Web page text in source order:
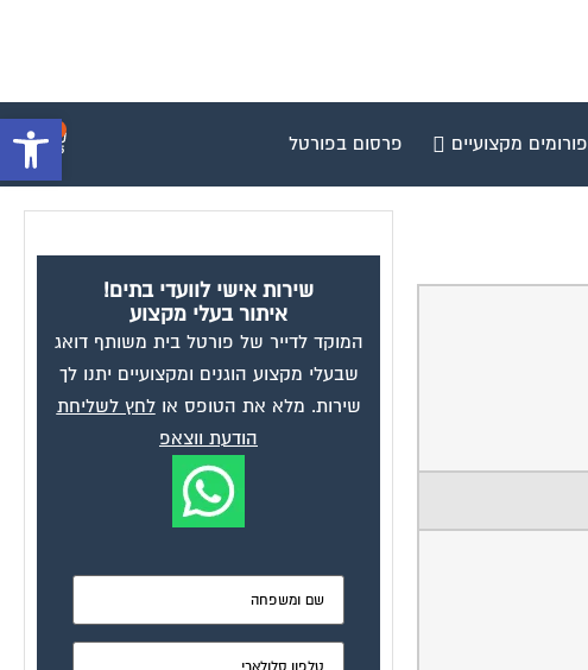
פתח פורומים מקצועיים פרסום בפורטל
שירות אישי לוועדי בתים!
איתור בעלי מקצוע
המוקד לדייר של פורטל בית משותף דואג
שבעלי מקצוע הוגנים ומקצועיים יתנו לך
שירות. מלא את הטופס אולחץ לשליחת
הודעת ווצאפ